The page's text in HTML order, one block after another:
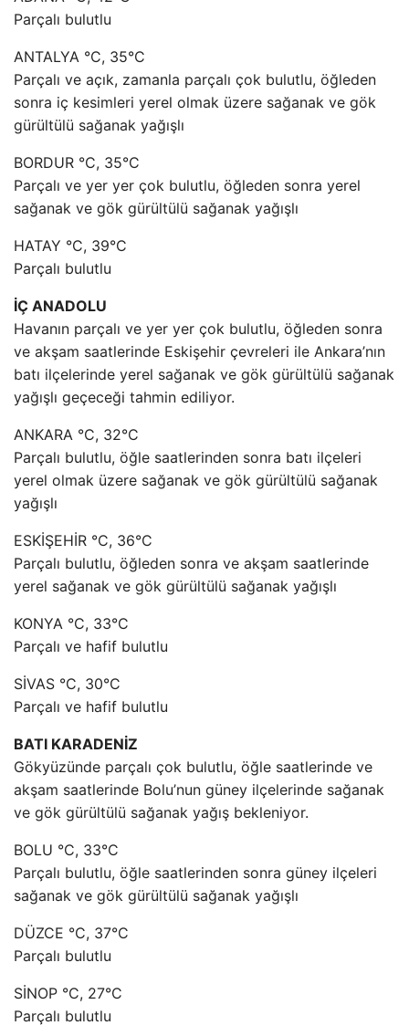
Parçalı bulutlu
ANTALYA °C, 35°C
Parçalı ve açık, zamanla parçalı çok bulutlu, öğleden
sonra iç kesimleri yerel olmak üzere sağanak ve gök
gürültülü sağanak yağışlı
BORDUR °C, 35°C
Parçalı ve yer yer çok bulutlu, öğleden sonra yerel
sağanak ve gök gürültülü sağanak yağışlı
HATAY °C, 39°C
Parçalı bulutlu
İÇ ANADOLU
Havanın parçalı ve yer yer çok bulutlu, öğleden sonra
ve akşam saatlerinde Eskişehir çevreleri ile Ankara’nın
batı ilçelerinde yerel sağanak ve gök gürültülü sağanak
yağışlı geçeceği tahmin ediliyor.
ANKARA °C, 32°C
Parçalı bulutlu, öğle saatlerinden sonra batı ilçeleri
yerel olmak üzere sağanak ve gök gürültülü sağanak
yağışlı
ESKİŞEHİR °C, 36°C
Parçalı bulutlu, öğleden sonra ve akşam saatlerinde
yerel sağanak ve gök gürültülü sağanak yağışlı
KONYA °C, 33°C
Parçalı ve hafif bulutlu
SİVAS °C, 30°C
Parçalı ve hafif bulutlu
BATI KARADENİZ
Gökyüzünde parçalı çok bulutlu, öğle saatlerinde ve
akşam saatlerinde Bolu’nun güney ilçelerinde sağanak
ve gök gürültülü sağanak yağış bekleniyor.
BOLU °C, 33°C
Parçalı bulutlu, öğle saatlerinden sonra güney ilçeleri
sağanak ve gök gürültülü sağanak yağışlı
DÜZCE °C, 37°C
Parçalı bulutlu
SİNOP °C, 27°C
Parçalı bulutlu